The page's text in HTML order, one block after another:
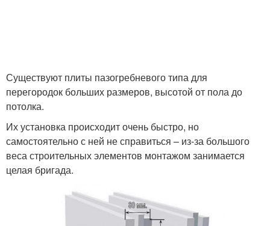
Существуют плиты пазогребневого типа для
перегородок больших размеров, высотой от пола до
потолка.
Их установка происходит очень быстро, но
самостоятельно с ней не справиться – из-за большого
веса строительных элементов монтажом занимается
целая бригада.